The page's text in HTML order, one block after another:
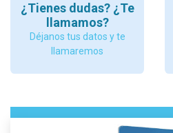
¿Tienes dudas? ¿Te
llamamos?
Déjanos tus datos y te
llamaremos